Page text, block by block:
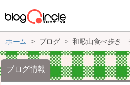
ホーム ブログ 和歌山食べ歩き
ブログ情報